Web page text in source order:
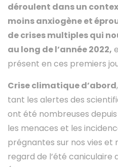
déroulent dans un
moins anxiogène et
de crises multiples qui
au long de l’année 2022,
présent en ces premiers
Crise climatique d’abord
tant les alertes des
ont été nombreuses
les menaces et les
prégnantes sur nos vies et
regard de l’été caniculaire